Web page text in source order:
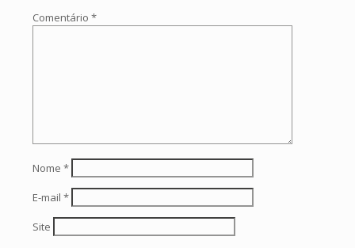
Comentário *
Nome *
E-mail *
Site